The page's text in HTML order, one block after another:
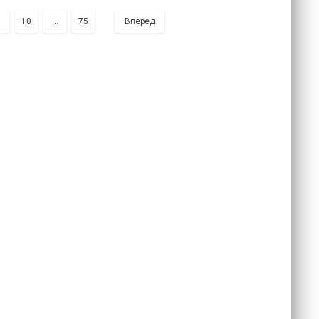
10 ... 75 Вперед